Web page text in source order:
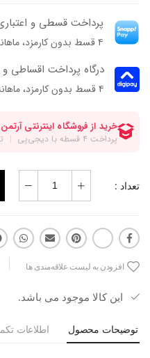
جنس آستر: چرم بزی
جنس زیره :ترمولایت
ارتفاع پاشنه : ۳/۵ سانتی متر
فرم قالب: نوک گرد و پنجه پهن
پاخور: سایز همیشگی خود را انتخاب
پرداخت قسطی و
۴ قسط بدون کارمزد، ماهانه ۲٬۳۱۳٬۸۵۰ تومان
درگاه پرداخت اقساطی
۴ قسط بدون کارمزد، ماهانه 2,313,850 تومان
تعداد :
افزودن به لیست علاقه‌مندی ها
این کالا موجود می باشد.
توضیحات محصول اطلاعات